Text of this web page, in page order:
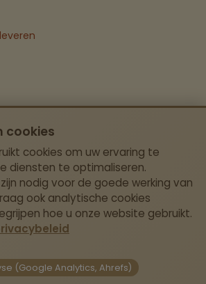
cookies
cookies om uw ervaring te
diensten te optimaliseren.
nodig voor de goede werking van
ook analytische cookies
hoe u onze website gebruikt.
(Google Analytics, Ahrefs)